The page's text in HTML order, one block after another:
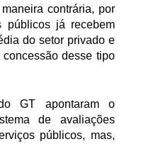
contrária, por
públicos já recebem
do setor privado e
desse tipo
GT apontaram o
de avaliações
públicos, mas,